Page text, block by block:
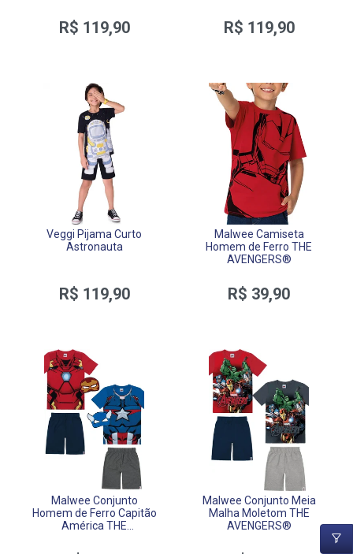
R$ 119,90 R$ 119,90
Veggi Pijama Curto
Astronauta
R$ 119,90
Malwee Camiseta
Homem de Ferro THE
AVENGERS®
R$ 39,90
Malwee Conjunto
Homem de Ferro Capitão
América THE
Malwee Conjunto Meia
Malha Moletom THE
AVENGERS®